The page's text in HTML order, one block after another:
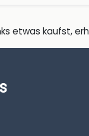
etwas kaufst,